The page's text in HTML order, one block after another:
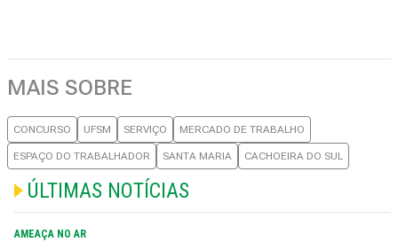
MAIS SOBRE
CONCURSO UFSM SERVIÇO MERCADO DE TRABALHO
ESPAÇO DO TRABALHADOR SANTA MARIA CACHOEIRA DO SUL
ÚLTIMAS NOTÍCIAS
AMEAÇA NO AR